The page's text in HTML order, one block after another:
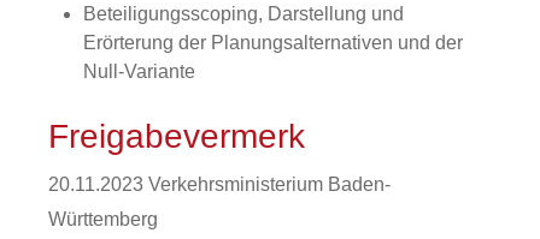
Beteiligungsscoping, Darstellung und
Erörterung der Planungsalternativen und der
Null-Variante
Freigabevermerk
20.11.2023 Verkehrsministerium Baden-
Württemberg